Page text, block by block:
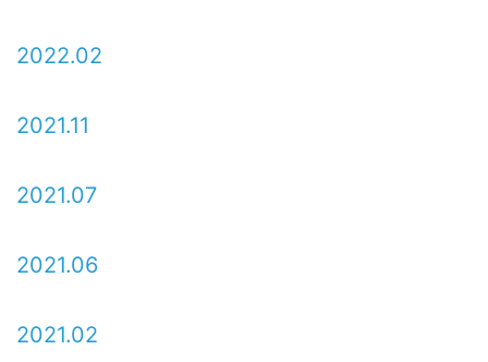
2022.02
2021.11
2021.07
2021.06
2021.02